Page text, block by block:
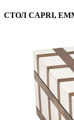
СТОЛ CAPRI,